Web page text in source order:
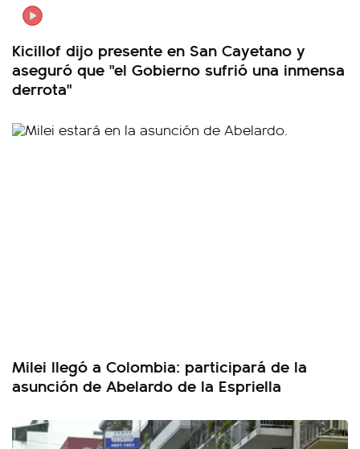
Kicillof dijo presente en San Cayetano y
aseguró que "el Gobierno sufrió una inmensa
derrota"
Milei llegó a Colombia: participará de la
asunción de Abelardo de la Espriella